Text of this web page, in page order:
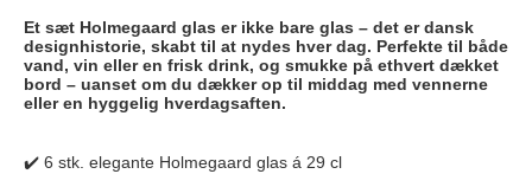
Et sæt Holmegaard glas er ikke bare glas – det er dansk
designhistorie, skabt til at nydes hver dag. Perfekte til både
vand, vin eller en frisk drink, og smukke på ethvert dækket
bord – uanset om du dækker op til middag med vennerne
eller en hyggelig hverdagsaften.
✔️ 6 stk. elegante Holmegaard glas á 29 cl